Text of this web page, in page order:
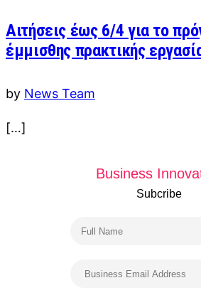
Αιτήσεις έως 6/4 για το
έμμισθης πρακτικής
by News Team
[…]
Business
Subcribe